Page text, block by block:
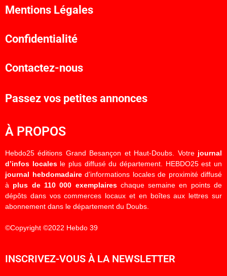
Mentions Légales
Confidentialité
Contactez-nous
Passez vos petites annonces
À PROPOS
Hebdo25 éditions Grand Besançon et Haut-Doubs. Votre journal
d’infos localesle plus diffusé du département. HEBDO25 est un
journal hebdomadaired’informations locales de proximité diffusé
à plus de 110 000 exemplaireschaque semaine en points de
dépôts dans vos commerces locaux et en boîtes aux lettres sur
abonnement dans le département du Doubs.
©Copyright ©2022 Hebdo 39
INSCRIVEZ-VOUS À LA NEWSLETTER